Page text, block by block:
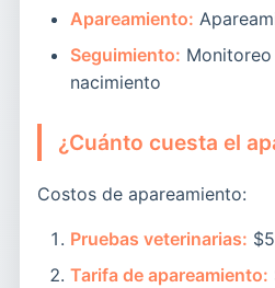
Apareamiento:
Seguimiento:
nacimiento
¿Cuánto cuesta el
Costos de apareamiento:
Pruebas veterinarias:
Tarifa de apareamiento: